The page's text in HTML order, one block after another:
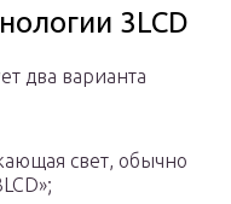
3LCD
два варианта
свет, обычно